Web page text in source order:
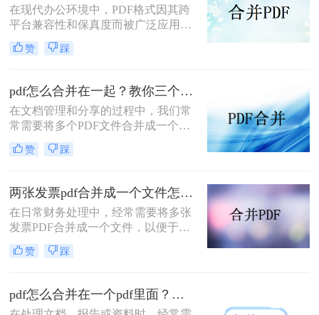
在现代办公环境中，PDF格式因其跨
平台兼容性和保真度而被广泛应用于
文档管理和分享。然而，当需要整合
多个PDF文件时，找到一种简单且有
何合并pdf文件到一个pdf呢？本文将
介绍三种不同的方法来帮助您轻松地
将多个PDF文件合并成一个PDF文
件。
赞 踩
pdf怎么合并在一起？教你三个好用办法！
在文档管理和分享的过程中，我们常
常需要将多个PDF文件合并成一个单
一的文件，以简化发送、存储或打印
的过程。无论是为了创建综合报告、
握pdf怎么合并在一起是一项非常实用
的技能。本文将介绍三种不同的PDF
合并方法。
赞 踩
两张发票pdf合并成一个文件怎么弄？掌握这3种方法轻松合并！
在日常财务处理中，经常需要将多张
发票PDF合并成一个文件，以便于归
档、分享或打印。那么两张发票pdf合
并成一个文件怎么弄呢？本文将介绍
的方法。
赞 踩
pdf怎么合并在一个pdf里面？这二种合并方法了解下！